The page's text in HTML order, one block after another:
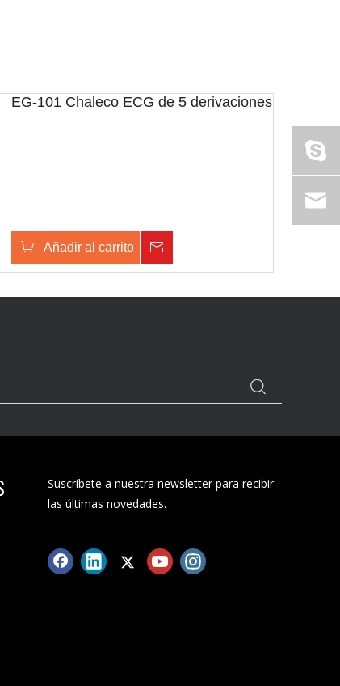
EG-101 Chaleco ECG de 5 derivaciones
Añadir al carrito
Suscríbete a nuestra newsletter para recibir
las últimas novedades.